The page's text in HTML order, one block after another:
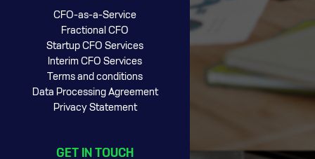
CFO-as-a-Service
Fractional CFO
Startup CFO Services
Interim CFO Services
Terms and conditions
Data Processing Agreement
Privacy Statement
GET IN TOUCH